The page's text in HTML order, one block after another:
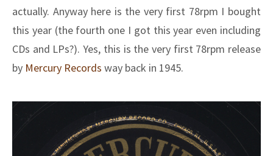
actually. Anyway here is the very first 78rpm I bought
this year (the fourth one I got this year even including
CDs and LPs?). Yes, this is the very first 78rpm release
by Mercury Records way back in 1945.